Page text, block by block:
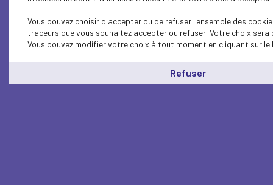
Vous pouvez choisir d'accepter ou de refuser l'ensemble des
traceurs que vous souhaitez accepter ou refuser. Votre choix
Vous pouvez modifier votre choix à tout moment en cliquant sur le
Refuser